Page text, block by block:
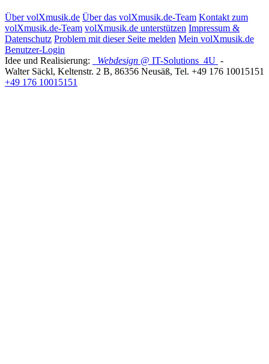
Über volXmusik.de Über das volXmusik.de-Team Kontakt zum
volXmusik.de-Team volXmusik.de unterstützen Impressum &
Datenschutz Problem mit dieser Seite melden Mein volXmusik.de
Benutzer-Login
Idee und Realisierung:
Webdesign @ IT-Solutions 4U -
Walter Säckl, Keltenstr. 2 B, 86356 Neusäß, Tel. +49 176 10015151
+49 176 10015151